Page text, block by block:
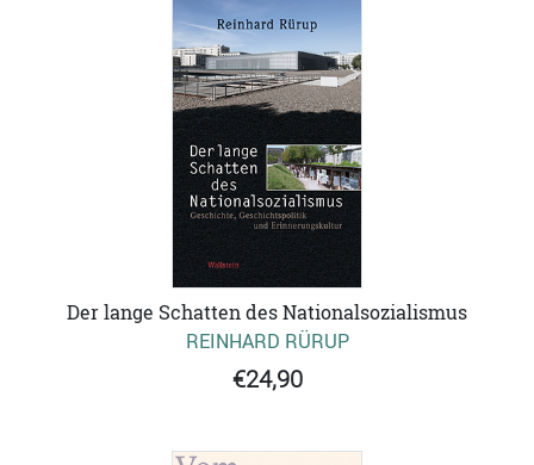
Der lange Schatten des Nationalsozialismus
REINHARD RÜRUP
€24,90